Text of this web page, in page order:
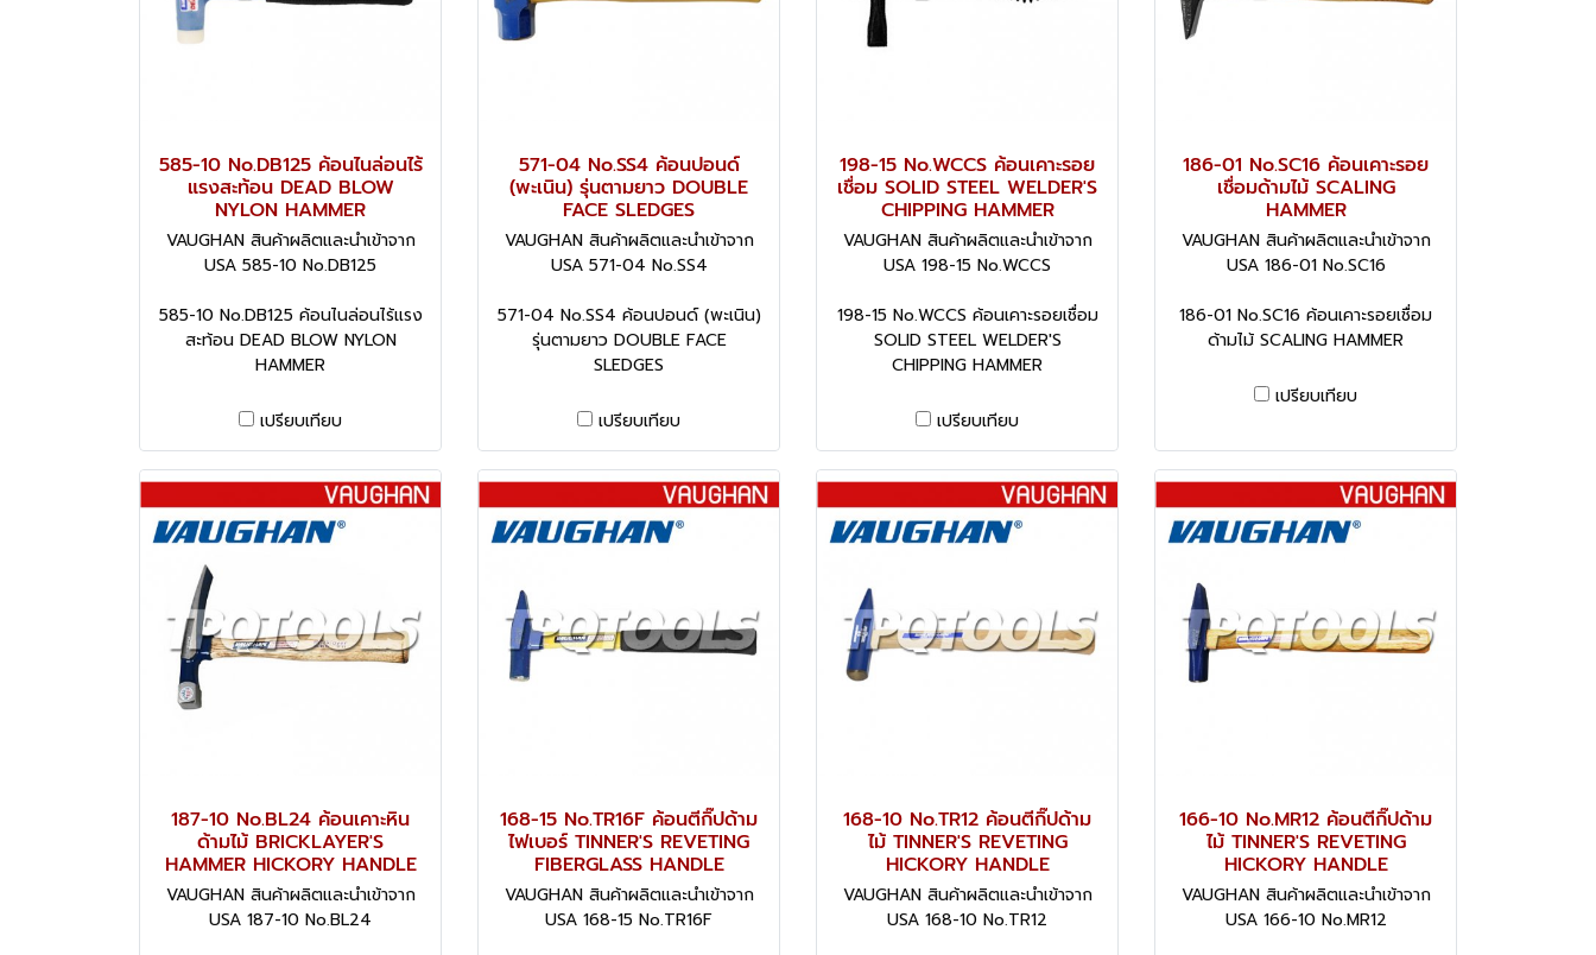
585-10 No.DB125 ค้อนไนล่อนไร้
แรงสะท้อน DEAD BLOW
NYLON HAMMER
VAUGHAN สินค้าผลิตและนำเข้าจาก
USA 585-10 No.DB125
585-10 No.DB125 ค้อนไนล่อนไร้แรง
สะท้อน DEAD BLOW NYLON
HAMMER
เปรียบเทียบ
571-04 No.SS4 ค้อนปอนด์
(พะเนิน) รุ่นตามยาว DOUBLE
FACE SLEDGES
VAUGHAN สินค้าผลิตและนำเข้าจาก
USA 571-04 No.SS4
571-04 No.SS4 ค้อนปอนด์ (พะเนิน)
รุ่นตามยาว DOUBLE FACE
SLEDGES
เปรียบเทียบ
198-15 No.WCCS ค้อนเคาะรอย
เชื่อม SOLID STEEL WELDER'S
CHIPPING HAMMER
VAUGHAN สินค้าผลิตและนำเข้าจาก
USA 198-15 No.WCCS
198-15 No.WCCS ค้อนเคาะรอยเชื่อม
SOLID STEEL WELDER'S
CHIPPING HAMMER
เปรียบเทียบ
186-01 No.SC16 ค้อนเคาะรอย
เชื่อมด้ามไม้ SCALING
HAMMER
VAUGHAN สินค้าผลิตและนำเข้าจาก
USA 186-01 No.SC16
186-01 No.SC16 ค้อนเคาะรอยเชื่อม
ด้ามไม้ SCALING HAMMER
เปรียบเทียบ
187-10 No.BL24 ค้อนเคาะหิน
ด้ามไม้ BRICKLAYER'S
HAMMER HICKORY HANDLE
VAUGHAN สินค้าผลิตและนำเข้าจาก
USA 187-10 No.BL24
168-15 No.TR16F ค้อนตีกิ๊ปด้าม
ไฟเบอร์ TINNER'S REVETING
FIBERGLASS HANDLE
VAUGHAN สินค้าผลิตและนำเข้าจาก
USA 168-15 No.TR16F
168-10 No.TR12 ค้อนตีกิ๊ปด้าม
ไม้ TINNER'S REVETING
HICKORY HANDLE
VAUGHAN สินค้าผลิตและนำเข้าจาก
USA 168-10 No.TR12
166-10 No.MR12 ค้อนตีกิ๊ปด้าม
ไม้ TINNER'S REVETING
HICKORY HANDLE
VAUGHAN สินค้าผลิตและนำเข้าจาก
USA 166-10 No.MR12